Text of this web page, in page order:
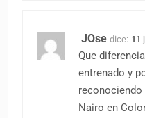
JOse dice: 11
Que
entrenado y
Nairo en